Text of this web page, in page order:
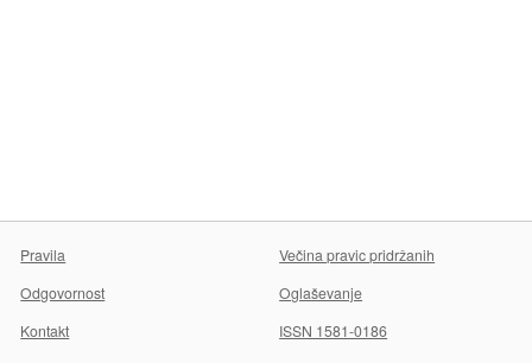
Pravila
Večina pravic pridržanih
Odgovornost
Oglaševanje
Kontakt
ISSN 1581-0186